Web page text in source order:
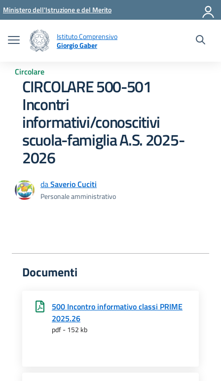
Vai ai contenuti
Vai al menu di navigazione
Vai al footer
Ministero dell'Istruzione e del Merito
Istituto Comprensivo
Giorgio Gaber
Circolare
CIRCOLARE 500-501
Incontri
informativi/conoscitivi
scuola-famiglia A.S. 2025-
2026
daSaverio Cuciti
Personale amministrativo
Documenti
500 Incontro informativo classi PRIME
2025.26
pdf - 152 kb